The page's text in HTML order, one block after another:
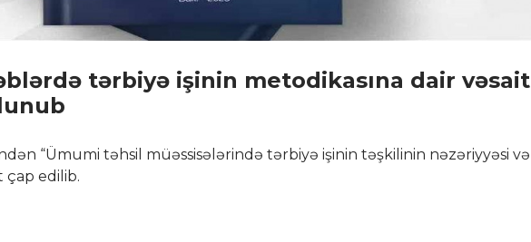
tərbiyə işinin metodikasına dair vəsait
“Ümumi təhsil müəssisələrində tərbiyə işinin təşkilinin nəzəriyyəsi və
çap edilib.